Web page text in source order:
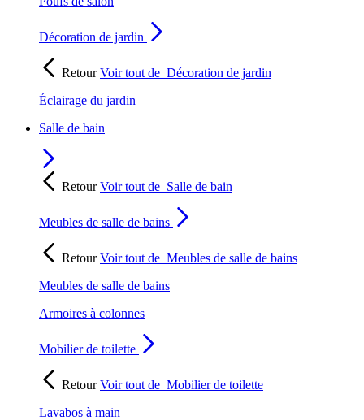
Décoration de jardin
RetourVoir tout de Décoration de jardin
Éclairage du jardin
Salle de bain
RetourVoir tout de Salle de bain
Meubles de salle de bains
RetourVoir tout de Meubles de salle de bains
Meubles de salle de bains
Armoires à colonnes
Mobilier de toilette
RetourVoir tout de Mobilier de toilette
Lavabos à main